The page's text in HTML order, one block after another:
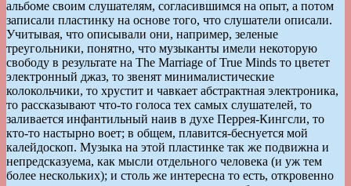
альбоме своим слушателям, согласившимся на опыт, а потом
записали пластинку на основе того, что слушатели описали.
Учитывая, что описывали они, например, зеленые
треугольники, понятно, что музыканты имели некоторую
свободу в результате на The Marriage of True Minds то цветет
электронный джаз, то звенят минималистические
колокольчики, то хрустит и чавкает абстрактная электроника,
то рассказывают что-то голоса тех самых слушателей, то
заливается инфантильный наив в духе Перрея-Кингсли, то
кто-то настырно воет; в общем, плавится-беснуется мой
калейдоскоп. Музыка на этой пластинке так же подвижна и
непредсказуема, как мысли отдельного человека (и уж тем
более нескольких); и столь же интересна то есть, откровенно